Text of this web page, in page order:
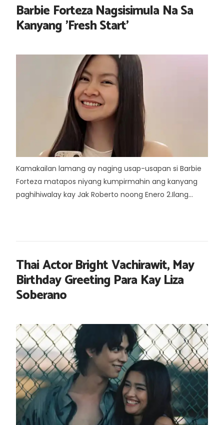
Barbie Forteza Nagsisimula Na Sa
Kanyang 'Fresh Start'
Kamakailan lamang ay naging usap-usapan si Barbie
Forteza matapos niyang kumpirmahin ang kanyang
paghihiwalay kay Jak Roberto noong Enero 2.Ilang...
Thai Actor Bright Vachirawit, May
Birthday Greeting Para Kay Liza
Soberano